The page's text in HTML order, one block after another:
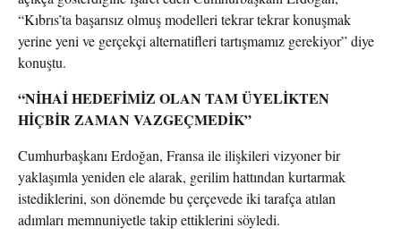
“Kıbrıs’ta başarısız olmuş modelleri tekrar tekrar konuşmak
yerine yeni ve gerçekçi alternatifleri tartışmamız gerekiyor” diye
konuştu.
“NİHAİ HEDEFİMİZ OLAN TAM ÜYELİKTEN
HİÇBİR ZAMAN VAZGEÇMEDİK”
Cumhurbaşkanı Erdoğan, Fransa ile ilişkileri vizyoner bir
yaklaşımla yeniden ele alarak, gerilim hattından kurtarmak
istediklerini, son dönemde bu çerçevede iki tarafça atılan
adımları memnuniyetle takip ettiklerini söyledi.